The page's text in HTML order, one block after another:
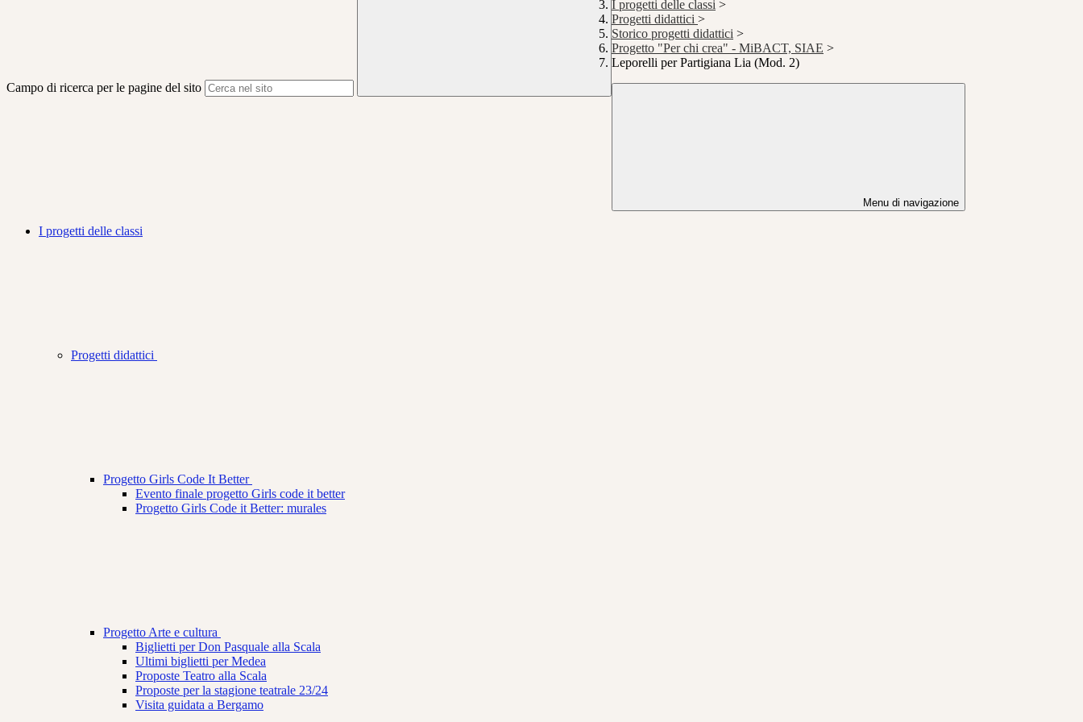
Campo di ricerca per le pagine del sito
I progetti delle classi >
Progetti didattici >
Storico progetti didattici >
Progetto "Per chi crea" - MiBACT, SIAE >
Leporelli per Partigiana Lia (Mod. 2)
Menu di navigazione
I progetti delle classi
Progetti didattici
Progetto Girls Code It Better
Evento finale progetto Girls code it better
Progetto Girls Code it Better: murales
Progetto Arte e cultura
Biglietti per Don Pasquale alla Scala
Ultimi biglietti per Medea
Proposte Teatro alla Scala
Proposte per la stagione teatrale 23/24
Visita guidata a Bergamo